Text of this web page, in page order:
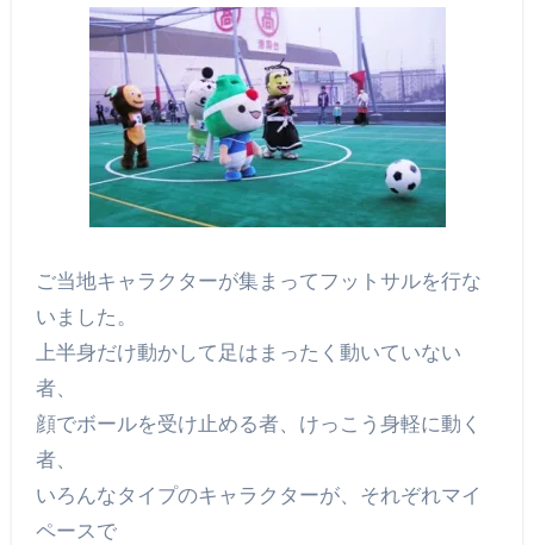
ご当地キャラクターが集まってフットサルを行な
いました。
上半身だけ動かして足はまったく動いていない
者、
顔でボールを受け止める者、けっこう身軽に動く
者、
いろんなタイプのキャラクターが、それぞれマイ
ペースで